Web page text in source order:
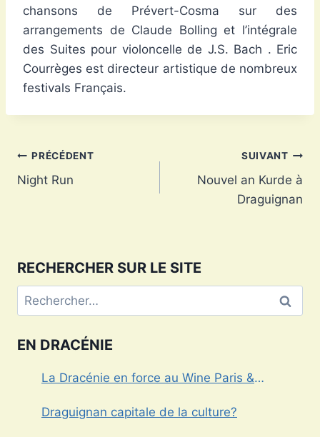
chansons de Prévert-Cosma sur des
arrangements de Claude Bolling et l’intégrale
des Suites pour violoncelle de J.S. Bach . Eric
Courrèges est directeur artistique de nombreux
festivals Français.
Navigation
de
PRÉCÉDENT
Night Run
SUIVANT
Nouvel an Kurde à
Draguignan
RECHERCHER SUR LE SITE
Rechercher :
EN DRACÉNIE
La Dracénie en force au Wine Paris &
Draguignan capitale de la culture?